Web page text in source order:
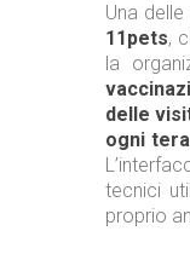
Una
11pets,
la
delle
ogni
tecnici
proprio